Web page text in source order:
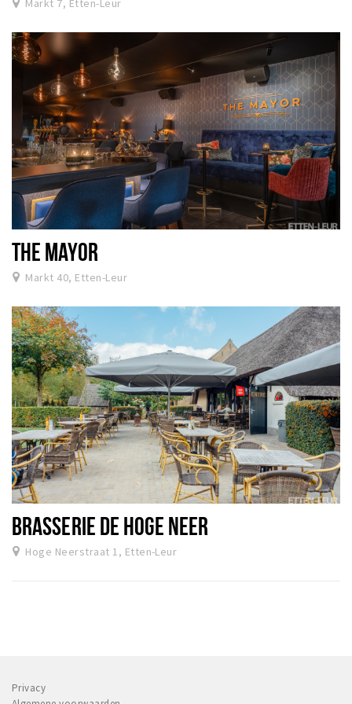
Markt 7, Etten-Leur
THE MAYOR
Markt 40, Etten-Leur
BRASSERIE DE HOGE NEER
Hoge Neerstraat 1, Etten-Leur
Privacy